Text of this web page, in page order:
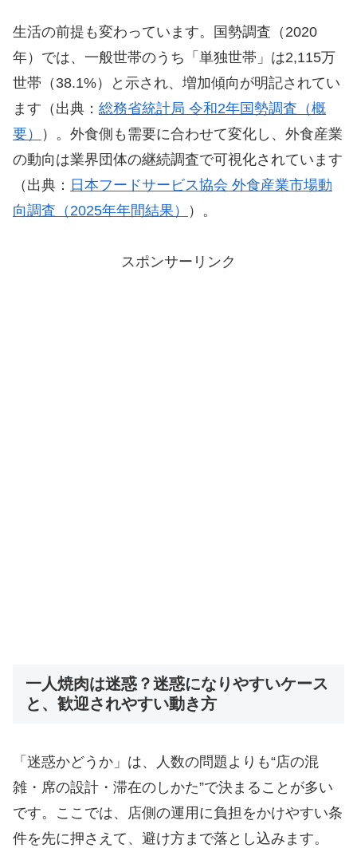
生活の前提も変わっています。国勢調査（2020
年）では、一般世帯のうち「単独世帯」は2,115万
世帯（38.1%）と示され、増加傾向が明記されてい
ます（出典： 総務省統計局 令和2年国勢調査（概
要）
）。外食側も需要に合わせて変化し、外食産業
の動向は業界団体の継続調査で可視化されています
（出典： 日本フードサービス協会 外食産業市場動
向調査（2025年年間結果）
）。
スポンサーリンク
一人焼肉は迷惑？迷惑になりやすいケース
と、歓迎されやすい動き方
「迷惑かどうか」は、人数の問題よりも“店の混
雑・席の設計・滞在のしかた”で決まることが多い
です。ここでは、店側の運用に負担をかけやすい条
件を先に押さえて、避け方まで落とし込みます。